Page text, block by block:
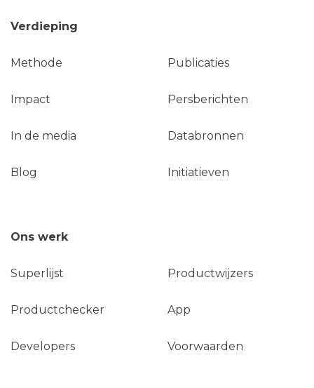
Verdieping
Methode Publicaties
Impact Persberichten
In de media Databronnen
Blog Initiatieven
Ons werk
Superlijst Productwijzers
Productchecker App
Developers Voorwaarden